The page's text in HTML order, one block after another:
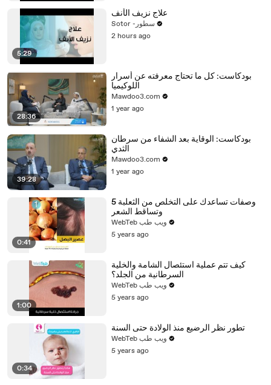
5:29
علاج نزيف الأنف
Sotor -سطور
2 hours ago
28:36
بودكاست: كل ما تحتاج معرفته عن أسرار
اللوكيميا
Mawdoo3.com
1 year ago
39:28
بودكاست: الوقاية بعد الشفاء من سرطان
الثدي
Mawdoo3.com
1 year ago
0:41
5 وصفات تساعدك على التخلص من الثعلبة
وتساقط الشعر
WebTeb ويب طب
5 years ago
1:00
كيف تتم عملية استئصال الشامة والخلية
السرطانية من الجلد؟
WebTeb ويب طب
5 years ago
0:34
تطور نظر الرضيع منذ الولادة حتى السنة
WebTeb ويب طب
5 years ago